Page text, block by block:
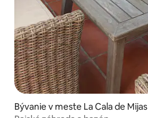
Bývanie v meste La Cala de Mijas